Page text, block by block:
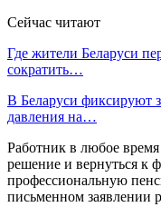
Сейчас читают
Где жители Беларуси
сократить…
В Беларуси фиксируют
давления на…
Работник в любое
решение и вернуться к
профессиональную
письменном заявлении